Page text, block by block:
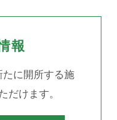
報
に開所する施
だけます。